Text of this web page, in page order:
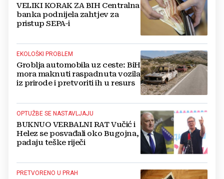
VELIKI KORAK ZA BIH Centralna
banka podnijela zahtjev za
pristup SEPA-i
EKOLOŠKI PROBLEM
Groblja automobila uz ceste: BiH
mora maknuti raspadnuta vozila
iz prirode i pretvoriti ih u resurs
OPTUŽBE SE NASTAVLJAJU
BUKNUO VERBALNI RAT Vučić i
Helez se posvađali oko Bugojna,
padaju teške riječi
PRETVORENO U PRAH